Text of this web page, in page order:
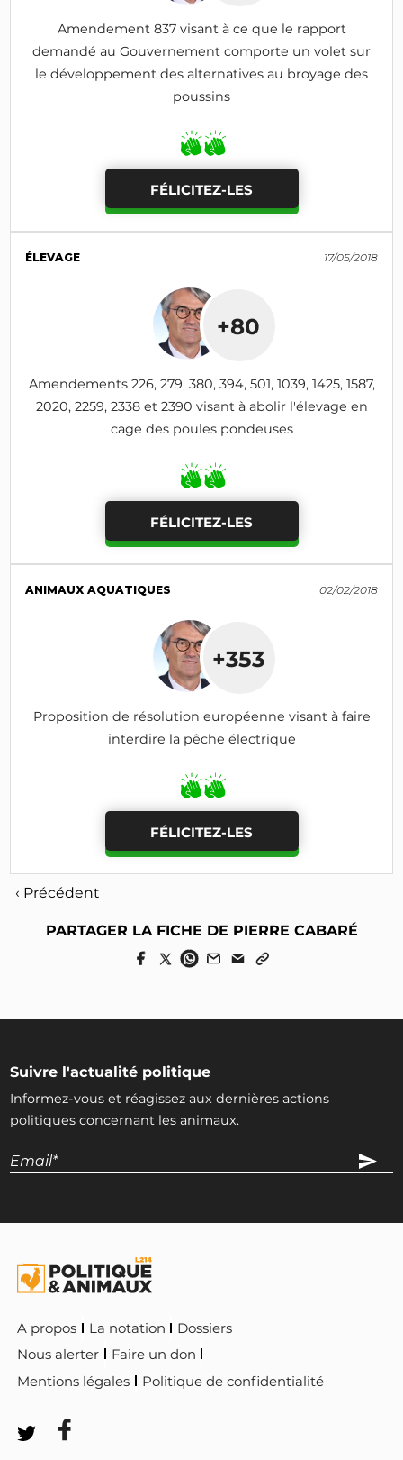
Amendement 837 visant à ce que le rapport
demandé au Gouvernement comporte un volet sur
le développement des alternatives au broyage des
poussins
FÉLICITEZ-LES
ÉLEVAGE 17/05/2018
+80
Amendements 226, 279, 380, 394, 501, 1039, 1425, 1587,
2020, 2259, 2338 et 2390 visant à abolir l'élevage en
cage des poules pondeuses
FÉLICITEZ-LES
ANIMAUX AQUATIQUES 02/02/2018
+353
Proposition de résolution européenne visant à faire
interdire la pêche électrique
FÉLICITEZ-LES
‹ Précédent
PARTAGER LA FICHE DE PIERRE CABARÉ
Suivre l'actualité politique
Informez-vous et réagissez aux dernières actions
politiques concernant les animaux.
A propos La notation
Dossiers
Nous alerter
Faire un don
Mentions légales
Politique de confidentialité